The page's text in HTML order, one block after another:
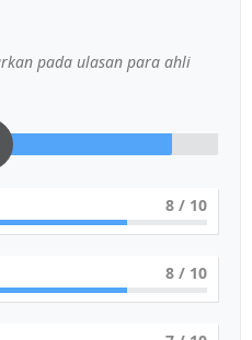
pada ulasan para ahli
8 / 10
8 / 10